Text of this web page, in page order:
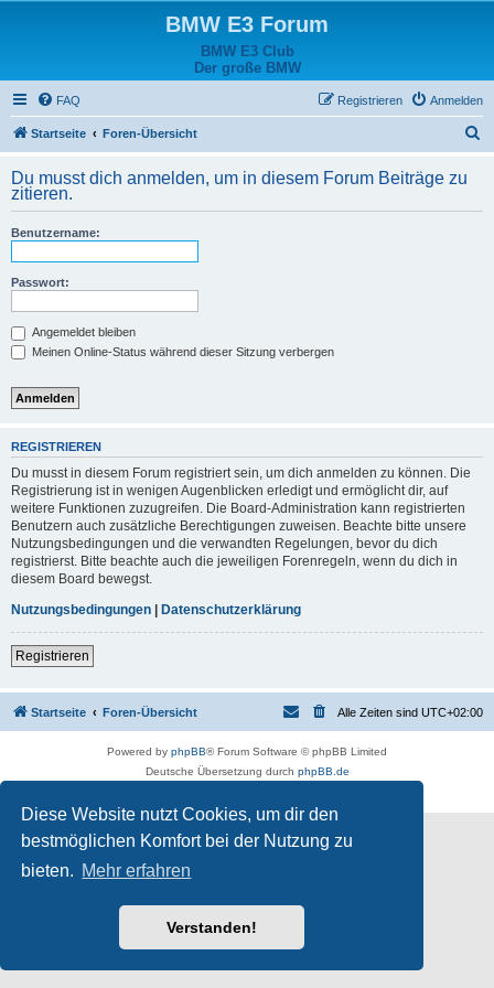
Diese Website nutzt Cookies, um dir den
bestmöglichen Komfort bei der Nutzung zu
bieten. Mehr erfahren
Verstanden!
BMW E3 Forum
BMW E3 Club
Der große BMW
FAQ Anmelden
Registrieren
Startseite Foren-Übersicht
h
Du musst dich anmelden, um in diesem Forum Beiträge zu
zitieren.
Benutzername:
Passwort:
Angemeldet bleiben
Meinen Online-Status während dieser Sitzung verbergen
REGISTRIEREN
Du musst in diesem Forum registriert sein, um dich anmelden zu können. Die
Registrierung ist in wenigen Augenblicken erledigt und ermöglicht dir, auf
weitere Funktionen zuzugreifen. Die Board-Administration kann registrierten
Benutzern auch zusätzliche Berechtigungen zuweisen. Beachte bitte unsere
Nutzungsbedingungen und die verwandten Regelungen, bevor du dich
registrierst. Bitte beachte auch die jeweiligen Forenregeln, wenn du dich in
diesem Board bewegst.
Nutzungsbedingungen | Datenschutzerklärung
Registrieren
Startseite Foren-Übersicht Alle Zeiten sind UTC+02:00
Powered by phpBB® Forum Software © phpBB Limited
Deutsche Übersetzung durch phpBB.de